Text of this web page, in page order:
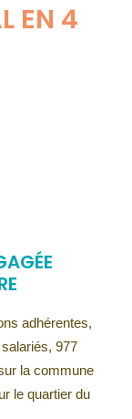
EN 4
adhérentes,
977
la commune
le quartier du